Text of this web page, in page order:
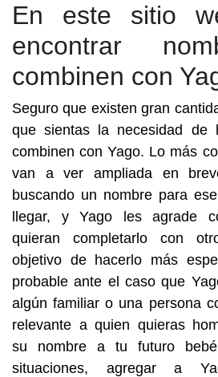
En este sitio
encontrar
combinen con
Seguro que existen gran
que sientas la necesidad de
combinen con Yago. Lo más
van a ver ampliada en
buscando un nombre para
llegar, y Yago les agrade
quieran completarlo con
objetivo de hacerlo más
probable ante el caso que
algún familiar o una persona
relevante a quien quieras
su nombre a tu futuro
situaciones, agregar a